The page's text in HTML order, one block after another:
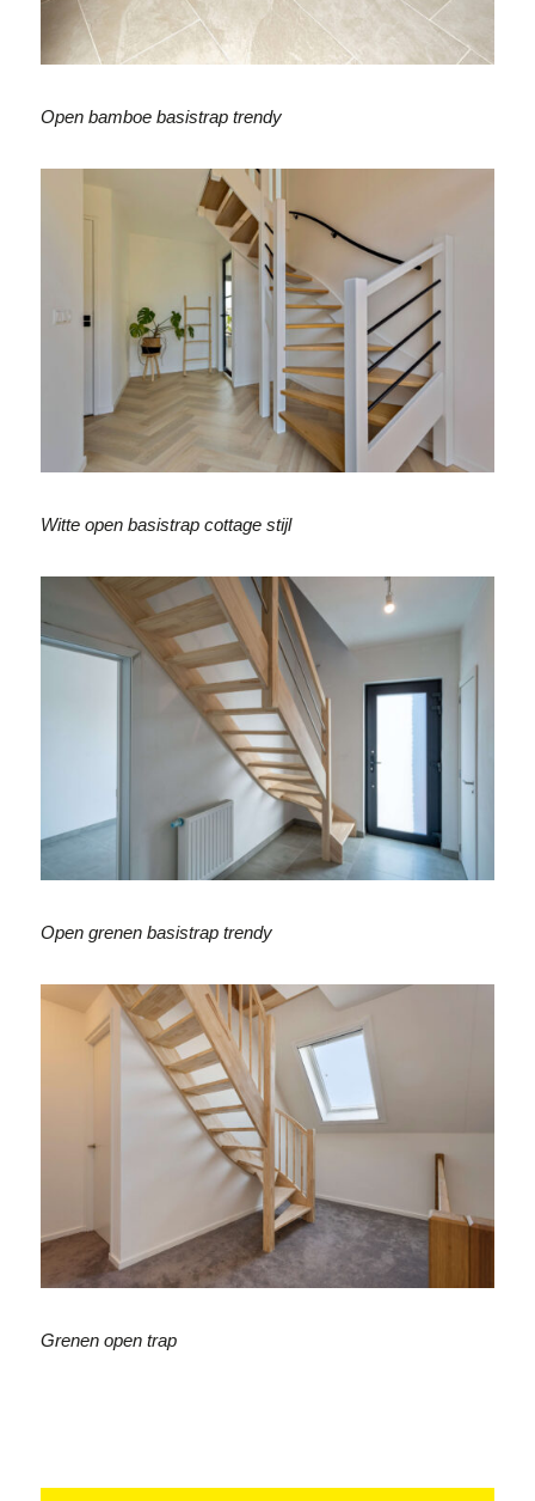
Open bamboe basistrap trendy
Witte open basistrap cottage stijl
Open grenen basistrap trendy
Grenen open trap